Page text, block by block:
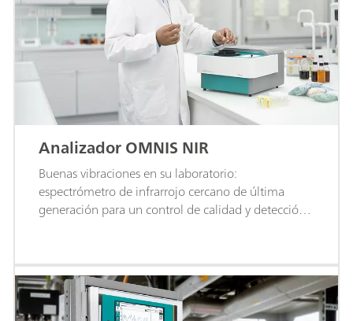
Analizador OMNIS NIR
Buenas vibraciones en su laboratorio:
espectrómetro de infrarrojo cercano de última
generación para un control de calidad y detección